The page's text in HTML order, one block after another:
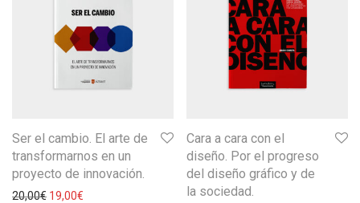
Ser el cambio. El arte de
transformarnos en un
proyecto de innovación.
20,00€ 19,00€
Cara a cara con el
diseño. Por el progreso
del diseño gráfico y de
la sociedad.